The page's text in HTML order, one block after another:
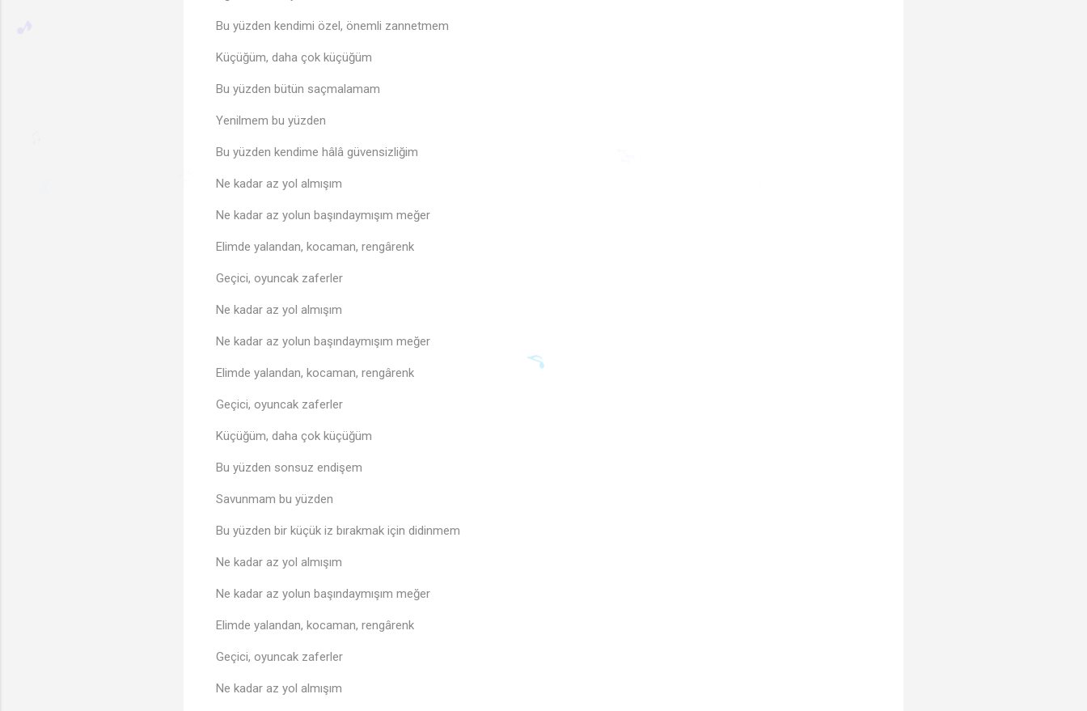
Bu yüzden kendimi özel, önemli zannetmem
Küçüğüm, daha çok küçüğüm
Bu yüzden bütün saçmalamam
Yenilmem bu yüzden
Bu yüzden kendime hâlâ güvensizliğim
Ne kadar az yol almışım
Ne kadar az yolun başındaymışım meğer
Elimde yalandan, kocaman, rengârenk
Geçici, oyuncak zaferler
Ne kadar az yol almışım
Ne kadar az yolun başındaymışım meğer
Elimde yalandan, kocaman, rengârenk
Geçici, oyuncak zaferler
Küçüğüm, daha çok küçüğüm
Bu yüzden sonsuz endişem
Savunmam bu yüzden
Bu yüzden bir küçük iz bırakmak için didinmem
Ne kadar az yol almışım
Ne kadar az yolun başındaymışım meğer
Elimde yalandan, kocaman, rengârenk
Geçici, oyuncak zaferler
Ne kadar az yol almışım